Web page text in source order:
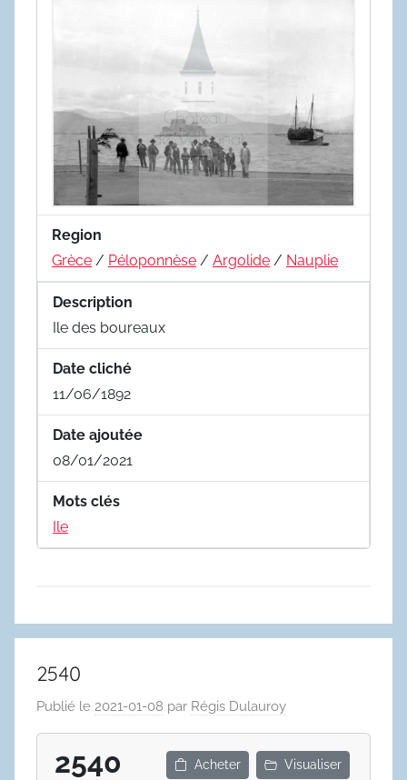
Region
Grèce / Péloponnèse / Argolide / Nauplie
Description
Ile des boureaux
Date cliché
11/06/1892
Date ajoutée
08/01/2021
Mots clés
Ile
2540
Publié le 2021-01-08 par Régis Dulauroy
2540 Acheter Visualiser